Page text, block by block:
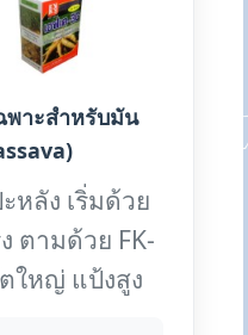
พาะสำหรับมัน
ลัง เริ่มด้วย
ตามด้วย FK-
ใหญ่ แป้งสูง